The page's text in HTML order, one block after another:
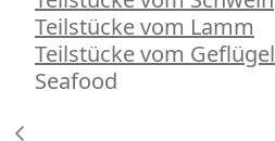
Teilstücke vom Lamm
Teilstücke vom Geflügel
Seafood